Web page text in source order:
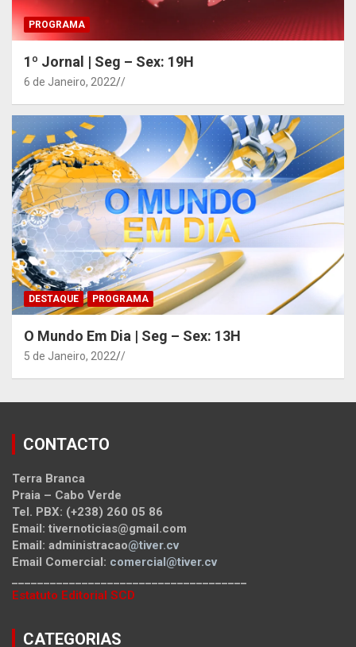
PROGRAMA
1º Jornal | Seg – Sex: 19H
6 de Janeiro, 2022 /
DESTAQUE PROGRAMA
O Mundo Em Dia | Seg – Sex: 13H
5 de Janeiro, 2022 /
CONTACTO
Terra Branca
Praia – Cabo Verde
Tel. PBX: (+238) 260 05 86
Email: tivernoticias@gmail.com
Email: administracao@tiver.cv
Email Comercial: comercial@tiver.cv
Estatuto Editorial SCD
CATEGORIAS